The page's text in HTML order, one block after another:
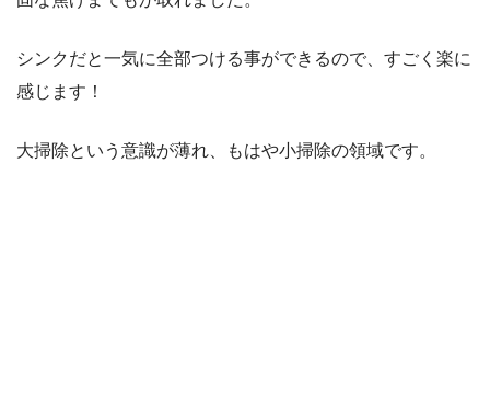
シンクだと一気に全部つける事ができるので、すごく楽に
感じます！
大掃除という意識が薄れ、もはや小掃除の領域です。